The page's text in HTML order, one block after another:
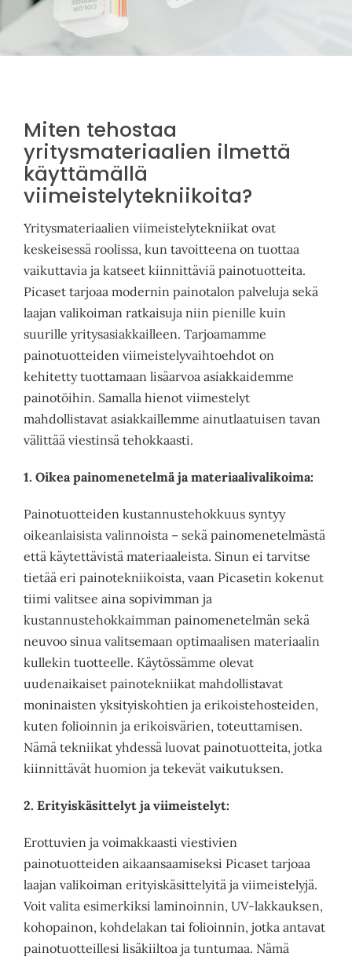
Miten tehostaa
yritysmateriaalien ilmettä
käyttämällä
viimeistelytekniikoita?
Yritysmateriaalien viimeistelytekniikat ovat
keskeisessä roolissa, kun tavoitteena on tuottaa
vaikuttavia ja katseet kiinnittäviä painotuotteita.
Picaset tarjoaa modernin painotalon palveluja sekä
laajan valikoiman ratkaisuja niin pienille kuin
suurille yritysasiakkailleen. Tarjoamamme
painotuotteiden viimeistelyvaihtoehdot on
kehitetty tuottamaan lisäarvoa asiakkaidemme
painotöihin. Samalla hienot viimestelyt
mahdollistavat asiakkaillemme ainutlaatuisen tavan
välittää viestinsä tehokkaasti.
1. Oikea painomenetelmä ja materiaalivalikoima:
Painotuotteiden kustannustehokkuus syntyy
oikeanlaisista valinnoista – sekä painomenetelmästä
että käytettävistä materiaaleista. Sinun ei tarvitse
tietää eri painotekniikoista, vaan Picasetin kokenut
tiimi valitsee aina sopivimman ja
kustannustehokkaimman painomenetelmän sekä
neuvoo sinua valitsemaan optimaalisen materiaalin
kullekin tuotteelle. Käytössämme olevat
uudenaikaiset painotekniikat mahdollistavat
moninaisten yksityiskohtien ja erikoistehosteiden,
kuten folioinnin ja erikoisvärien, toteuttamisen.
Nämä tekniikat yhdessä luovat painotuotteita, jotka
kiinnittävät huomion ja tekevät vaikutuksen.
2. Erityiskäsittelyt ja viimeistelyt:
Erottuvien ja voimakkaasti viestivien
painotuotteiden aikaansaamiseksi Picaset tarjoaa
laajan valikoiman erityiskäsittelyitä ja viimeistelyjä.
Voit valita esimerkiksi laminoinnin, UV-lakkauksen,
kohopainon, kohdelakan tai folioinnin, jotka antavat
painotuotteillesi lisäkiiltoa ja tuntumaa. Nämä